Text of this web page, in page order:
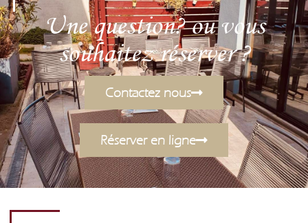
Une question? ou vous
souhaitez réserver ?
Contactez nous
Réserver en ligne